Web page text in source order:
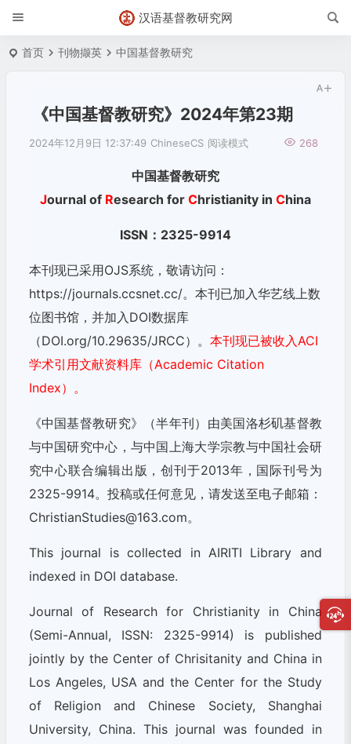
汉语基督教研究网
首页 刊物撷英 中国基督教研究
《中国基督教研究》2024年第23期
2024年12月9日 12:37:49 ChineseCS 268
阅读模式
中国基督教研究
Journal of Research for Christianity in China
ISSN：2325-9914
本刊现已采用OJS系统，敬请访问：
https://journals.ccsnet.cc/。本刊已加入华艺线上数
位图书馆，并加入DOI数据库
（DOI.org/10.29635/JRCC）。 本刊现已被收入ACI
学术引用文献资料库（Academic Citation
Index）。
《中国基督教研究》（半年刊）由美国洛杉矶基督教
与中国研究中心，与中国上海大学宗教与中国社会研
究中心联合编辑出版，创刊于2013年，国际刊号为
2325-9914。投稿或任何意见，请发送至电子邮箱：
ChristianStudies@163.com。
This journal is collected in AIRITI Library and
indexed in DOI database.
Journal of Research for Christianity in China
(Semi-Annual, ISSN: 2325-9914) is published
jointly by the Center of Chrisitanity and China in
Los Angeles, USA and the Center for the Study
of Religion and Chinese Society, Shanghai
University, China. This journal was founded in